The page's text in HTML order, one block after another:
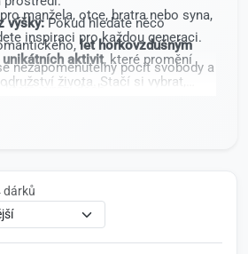
výšky:Pokud hledáte něco
let horkovzdušným
nezapomenutelný pocit svobody a
v našem katalogu najdete i tipy na
netradiční aktivity, které vytrhnou z
manžela, otce, bratra nebo syna,
inspiraci pro každou generaci.
aktivit, které promění
života. Stačí si vybrat,
výraz v obličeji
zjistí, jaký nečekaný zážitek ho
dárků